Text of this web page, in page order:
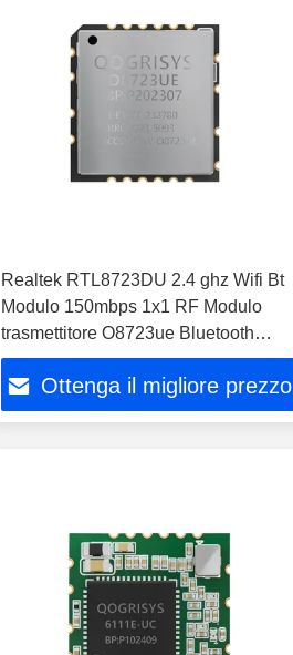
Realtek RTL8723DU 2.4 ghz Wifi Bt
Modulo 150mbps 1x1 RF Modulo
trasmettitore O8723ue Bluetooth
Usb2.0 Interfaccia
Ottenga il migliore prezzo